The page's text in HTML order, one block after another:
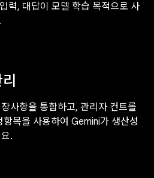
력, 대답이 모델 학습 목적으로 사
사항을 통합하고, 관리자 컨트롤
목을 사용하여 Gemini가 생산성
.